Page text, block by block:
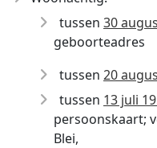
tussen 30
geboorteadres
tussen 20
tussen 13 juli
persoonskaart;
Blei,